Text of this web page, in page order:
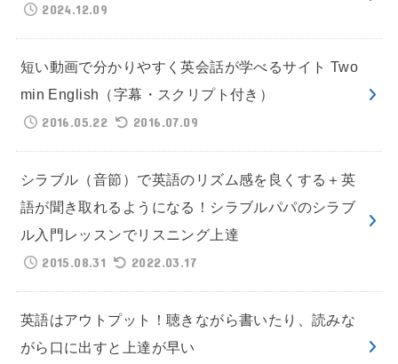
2024.12.09
短い動画で分かりやすく英会話が学べるサイト Two
min English（字幕・スクリプト付き）
2016.05.22
2016.07.09
シラブル（音節）で英語のリズム感を良くする＋英
語が聞き取れるようになる！シラブルパパのシラブ
ル入門レッスンでリスニング上達
2015.08.31
2022.03.17
英語はアウトプット！聴きながら書いたり、読みな
がら口に出すと上達が早い